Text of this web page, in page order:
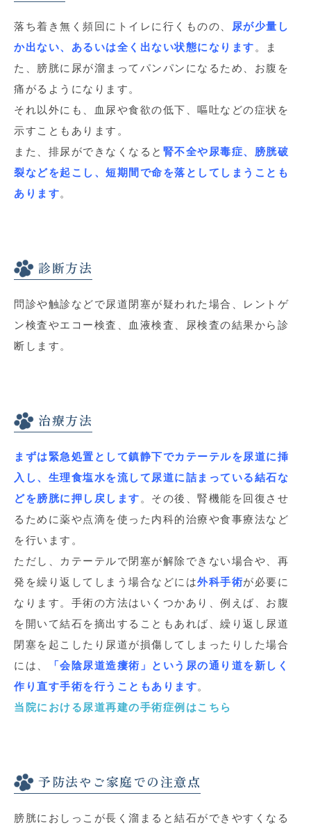
落ち着き無く頻回にトイレに行くものの、 尿が少量し
か出ない、あるいは全く出ない状態になります。ま
た、膀胱に尿が溜まってパンパンになるため、お腹を
痛がるようになります。
それ以外にも、血尿や食欲の低下、嘔吐などの症状を
示すこともあります。
また、排尿ができなくなると 腎不全や尿毒症、膀胱破
裂などを起こし、短期間で命を落としてしまうことも
あります。
診断方法
問診や触診などで尿道閉塞が疑われた場合、レントゲ
ン検査やエコー検査、血液検査、尿検査の結果から診
断します。
治療方法
まずは緊急処置として鎮静下でカテーテルを尿道に挿
入し、生理食塩水を流して尿道に詰まっている結石な
どを膀胱に押し戻します。その後、腎機能を回復させ
るために薬や点滴を使った内科的治療や食事療法など
を行います。
ただし、カテーテルで閉塞が解除できない場合や、再
発を繰り返してしまう場合などには外科手術が必要に
なります。手術の方法はいくつかあり、例えば、お腹
を開いて結石を摘出することもあれば、繰り返し尿道
閉塞を起こしたり尿道が損傷してしまったりした場合
には、
「会陰尿道造瘻術」という尿の通り道を新しく
作り直す手術を行うこともあります。
当院における尿道再建の手術症例はこちら
予防法やご家庭での注意点
膀胱におしっこが長く溜まると結石ができやすくなる